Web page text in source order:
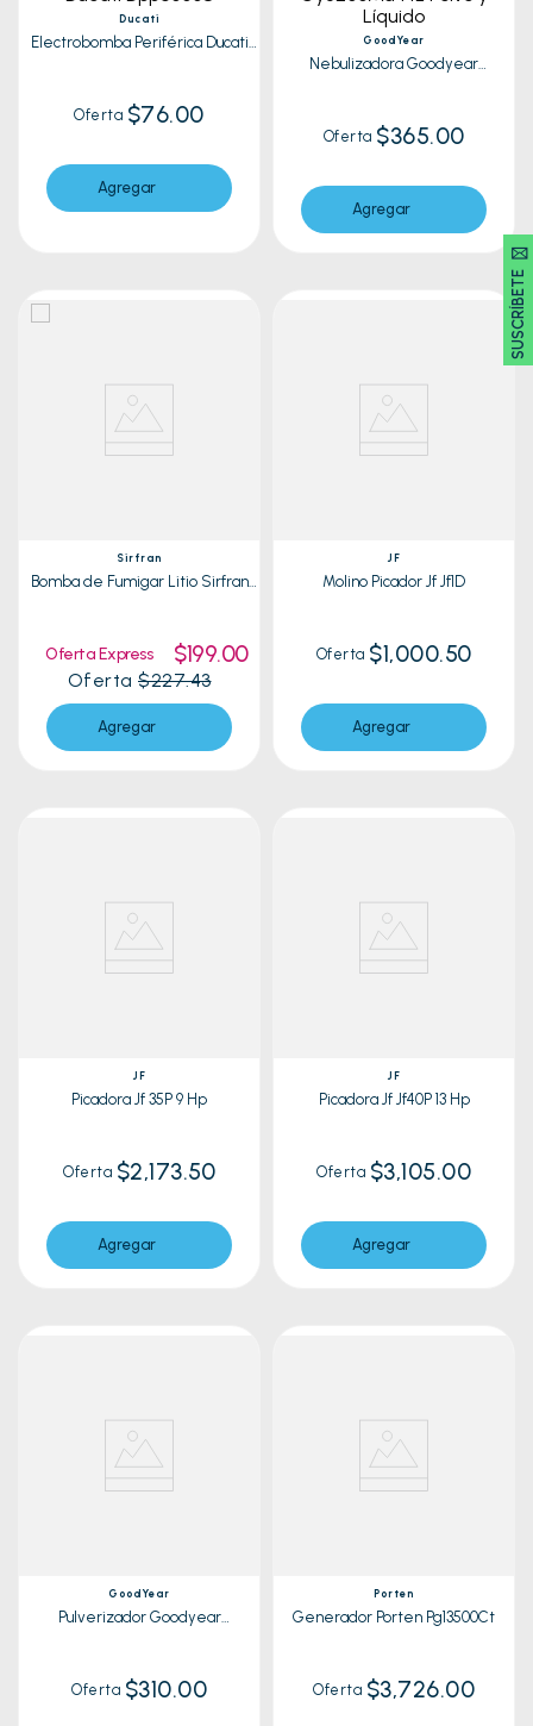
SUSCRÍBETE 🖂
Ducati
Electrobomba Periférica Ducati
Oferta $76.00
Agregar
GoodYear
Nebulizadora Goodyear
Oferta $365.00
Agregar
Sirfran
Bomba de Fumigar Litio Sirfran
Oferta Express $199.00
Oferta $227.43
Agregar
JF
Molino Picador Jf Jf1D
Oferta $1,000.50
Agregar
JF
Picadora Jf 35P 9 Hp
Oferta $2,173.50
Agregar
JF
Picadora Jf Jf40P 13 Hp
Oferta $3,105.00
Agregar
GoodYear
Pulverizador Goodyear
Oferta $310.00
Porten
Generador Porten Pg13500Ct
Oferta $3,726.00